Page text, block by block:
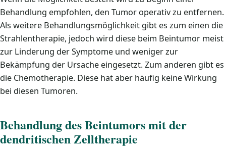
Behandlung empfohlen, den Tumor operativ zu entfernen.
Als weitere Behandlungsmöglichkeit gibt es zum einen die
Strahlentherapie, jedoch wird diese beim Beintumor meist
zur Linderung der Symptome und weniger zur
Bekämpfung der Ursache eingesetzt. Zum anderen gibt es
die Chemotherapie. Diese hat aber häufig keine Wirkung
bei diesen Tumoren.
Behandlung des Beintumors mit der
dendritischen Zelltherapie